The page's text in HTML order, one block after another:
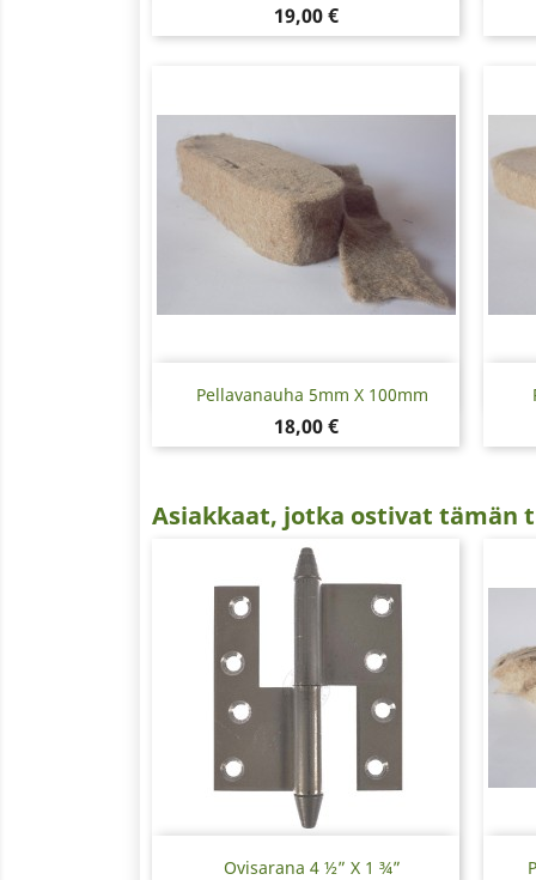
Hinta
19,00 €
Pellavanauha 5mm X 100mm
Hinta
18,00 €
Pikakatselu
Asiakkaat, jotka ostivat tämän
Ovisarana 4 ½” X 1 ¾”
Pikakatselu